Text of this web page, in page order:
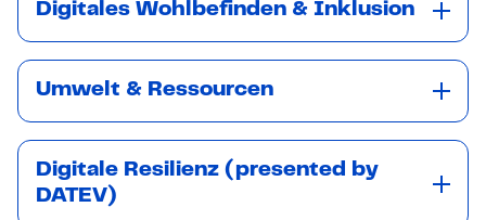
Digitales Wohlbefinden & Inklusion
Umwelt & Ressourcen
Digitale Resilienz (presented by
DATEV)